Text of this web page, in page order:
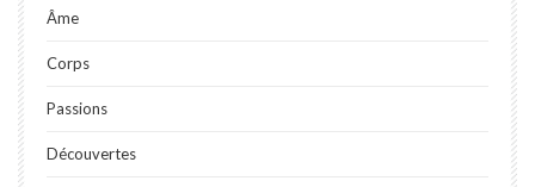
Âme
Corps
Passions
Découvertes